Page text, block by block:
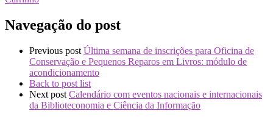
Navegação do post
Previous post Última semana de inscrições para Oficina de
Conservação e Pequenos Reparos em Livros: módulo de
acondicionamento
Back to post list
Next post Calendário com eventos nacionais e internacionais
da Biblioteconomia e Ciência da Informação